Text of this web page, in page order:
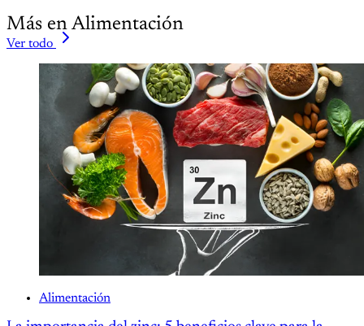
Más en Alimentación
Ver todo
Alimentación